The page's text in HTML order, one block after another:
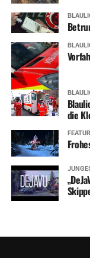
die